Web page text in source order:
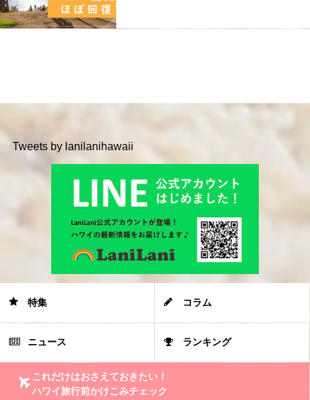
Tweets by lanilanihawaii
特集 コラム
ニュース ランキング
これだけはおさえておきたい！
ハワイ旅行前かけこみチェック